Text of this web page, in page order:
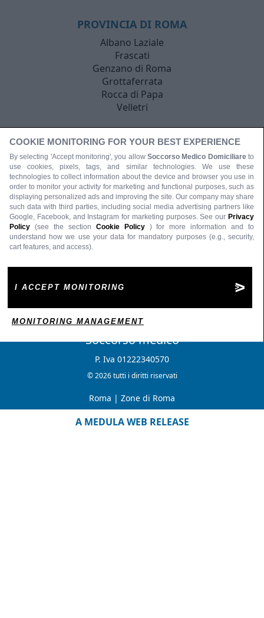
PROVINCIA DI ROMA
Albano Laziale
Frascati
Genzano di Roma
Grottaferrata
Rocca di Papa
Velletri
Soccorso medico
P. Iva 01222340570
© 2026 tutti i diritti riservati
Roma | Zone di Roma
A MEDULA WEB RELEASE
COOKIE MONITORING FOR YOUR BEST EXPERIENCE
By selecting 'Accept monitoring', you allow Soccorso Medico Domiciliare to
use cookies, pixels, tags, and similar technologies. We use these
technologies to collect information about the device and browser you use in
order to monitor your activity for marketing and functional purposes, such as
displaying personalized ads and improving the site. Our company may share
such data with third parties, including social media advertising partners like
Google, Facebook, and Instagram for marketing purposes. See our Privacy
Policy (see the section Cookie Policy
) for more information and to
understand how we use your data for mandatory purposes (e.g., security,
cart features, and access).
I ACCEPT MONITORING
MONITORING MANAGEMENT